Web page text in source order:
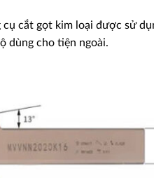
cắt gọt kim loại được sử
dùng cho tiện ngoài.